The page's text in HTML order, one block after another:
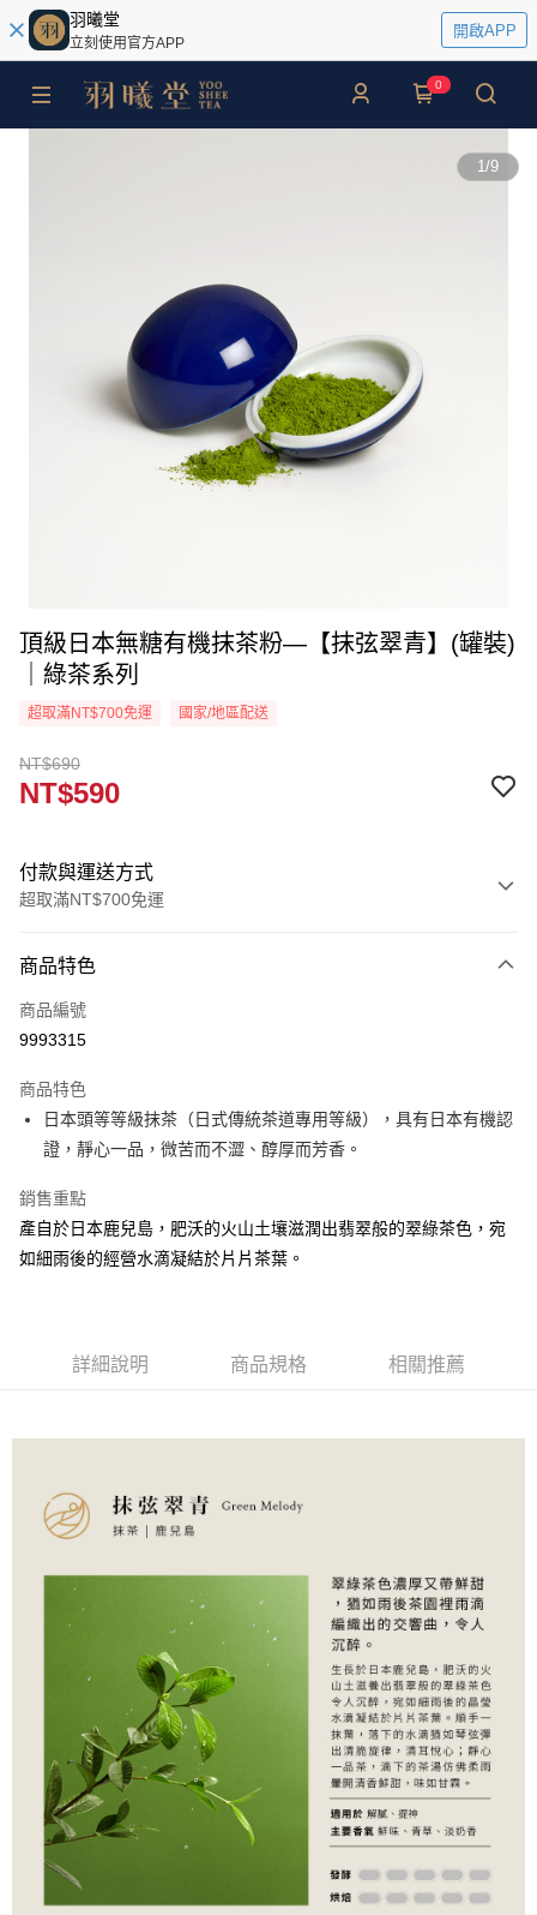
羽曦堂
立刻使用官方APP
開啟APP
0
1/9
頂級日本無糖有機抹茶粉—【抹弦翠青】(罐裝)
｜綠茶系列
超取滿NT$700免運 國家/地區配送
NT$690
NT$590
付款與運送方式
超取滿NT$700免運
信用卡一次付款
Apple Pay
運送方式
每筆NT$65，滿NT$700(含以上)免運費
每筆NT$200，滿NT$1,500(含以上)免運費
商品特色
商品編號
9993315
商品特色
日本頭等等級抹茶（日式傳統茶道專用等級），具有日本有機認
證，靜心一品，微苦而不澀、醇厚而芳香。
銷售重點
產自於日本鹿兒島，肥沃的火山土壤滋潤出翡翠般的翠綠茶色，宛
如細雨後的經營水滴凝結於片片茶葉。
詳細說明 商品規格 相關推薦